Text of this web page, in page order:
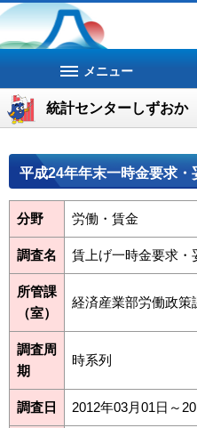
メニュー
統計センターしずおか
平成24年年末一時金要求・
分野 労働・賃金
調査名 賃上げ一時金要求・
所管課
（室）
経済産業部労働政策
調査周
期
時系列
調査日 2012年03月01日～